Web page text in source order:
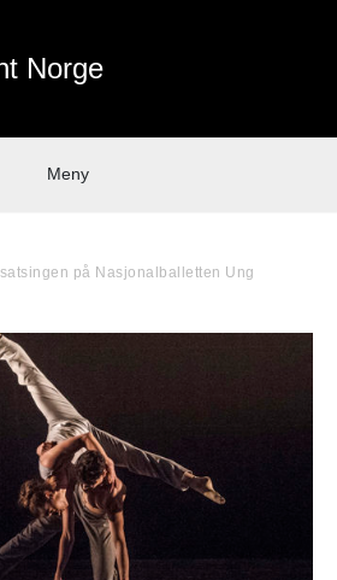
Norge
Meny
på Nasjonalballetten Ung